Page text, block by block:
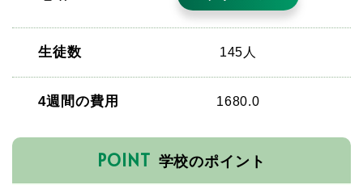
生徒数 145人
4週間の費用 1680.0
POINT 学校のポイント